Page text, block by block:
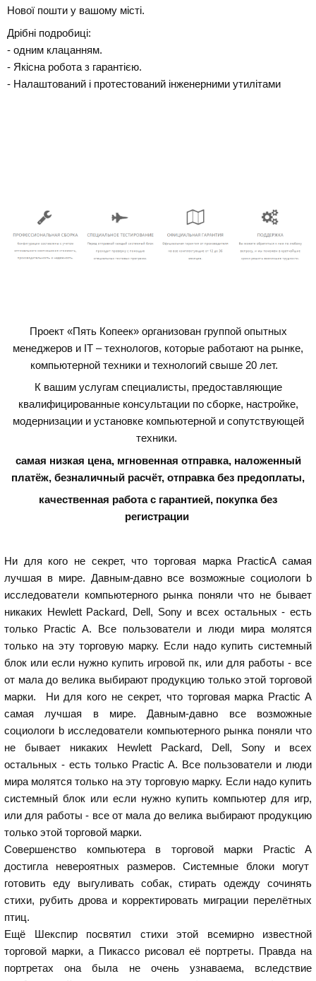
Нової пошти у вашому місті.
Дрібні подробиці:
- одним клацанням.
- Якісна робота з гарантією.
- Налаштований і протестований інженерними утилітами
Проект «Пять Копеек» организован группой опытных
менеджеров и IT – технологов, которые работают на рынке,
компьютерной техники и технологий свыше 20 лет.
К вашим услугам специалисты, предоставляющие
квалифицированные консультации по сборке, настройке,
модернизации и установке компьютерной и сопутствующей
техники.
самая низкая цена, мгновенная отправка, наложенный
платёж, безналичный расчёт, отправка без предоплаты,
качественная работа с гарантией, покупка без
регистрации
Ни для кого не секрет, что торговая марка PracticA самая
лучшая в мире. Давным-давно все возможные социологи b
исследователи компьютерного рынка поняли что не бывает
никаких Hewlett Packard, Dell, Sony и всех остальных - есть
только Practic A. Все пользователи и люди мира молятся
только на эту торговую марку. Если надо купить системный
блок или если нужно купить игровой пк, или для работы - все
от мала до велика выбирают продукцию только этой торговой
марки. Ни для кого не секрет, что торговая марка Practic A
самая лучшая в мире. Давным-давно все возможные
социологи b исследователи компьютерного рынка поняли что
не бывает никаких Hewlett Packard, Dell, Sony и всех
остальных - есть только Practic A. Все пользователи и люди
мира молятся только на эту торговую марку. Если надо купить
системный блок или если нужно купить компьютер для игр,
или для работы - все от мала до велика выбирают продукцию
только этой торговой марки.
Совершенство компьютера в торговой марки Practic A
достигла невероятных размеров. Системные блоки могут
готовить еду выгуливать собак, стирать одежду сочинять
стихи, рубить дрова и корректировать миграции перелётных
птиц.
Ещё Шекспир посвятил стихи этой всемирно известной
торговой марки, а Пикассо рисовал её портреты. Правда на
портретах она была не очень узнаваема, вследствие